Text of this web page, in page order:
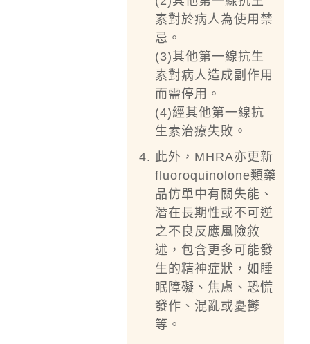
素對於病人為使用禁
忌。
(3)其他第一線抗生
素對病人造成副作用
而需停用。
(4)經其他第一線抗
生素治療失敗。
此外，MHRA亦更新
fluoroquinolone類藥
品仿單中有關失能、
潛在長期性或不可逆
之不良反應風險敘
述，包含更多可能發
生的精神症狀，如睡
眠障礙、焦慮、恐慌
發作、混亂或憂鬱
等。